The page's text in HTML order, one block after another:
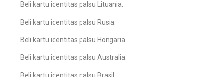
Beli kartu identitas palsu Lituania.
Beli kartu identitas palsu Rusia.
Beli kartu identitas palsu Hongaria.
Beli kartu identitas palsu Australia.
Beli kartu identitas palsu Brasil.